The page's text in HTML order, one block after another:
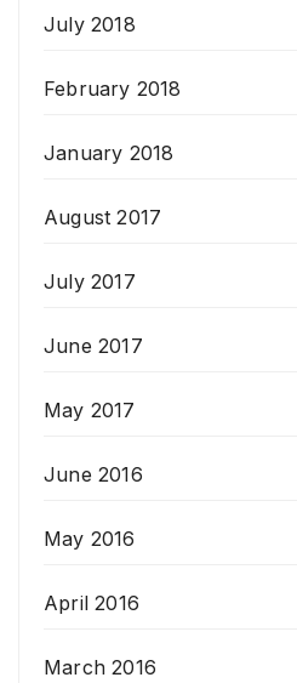
July 2018
February 2018
January 2018
August 2017
July 2017
June 2017
May 2017
June 2016
May 2016
April 2016
March 2016